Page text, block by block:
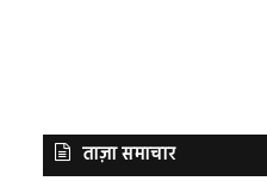
ताज़ा समाचार